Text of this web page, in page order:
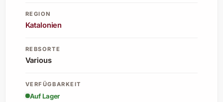
REGION
Katalonien
REBSORTE
Various
VERFÜGBARKEIT
Auf Lager